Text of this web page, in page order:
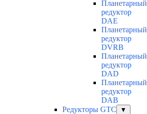
Планетарный
редуктор
DAE
Планетарный
редуктор
DVRB
Планетарный
редуктор
DAD
Планетарный
редуктор
DAB
Редукторы GTC
▼